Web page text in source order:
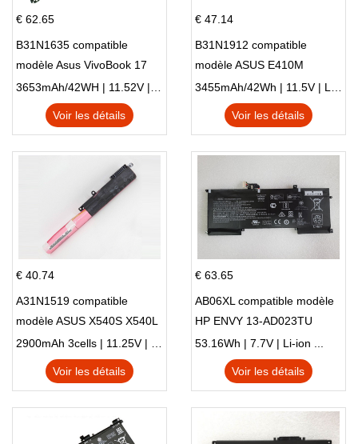
€ 62.65
B31N1635 compatible
modèle Asus VivoBook 17
X705NC X705UA X705UV
X705UN X705UD
3653mAh/42WH | 11.52V | Li-ion ...
Voir les détails
€ 47.14
B31N1912 compatible
modèle ASUS E410M
E410MA L410MA
3455mAh/42Wh | 11.5V | Li-ion ...
Voir les détails
€ 40.74
A31N1519 compatible
modèle ASUS X540S X540L
X540LA-SI302 X540SA
X540S
2900mAh 3cells | 11.25V | Li-ion ...
Voir les détails
€ 63.65
AB06XL compatible modèle
HP ENVY 13-AD023TU
HSTNN-DB8C 921438-855
TPN-I128
53.16Wh | 7.7V | Li-ion ...
Voir les détails